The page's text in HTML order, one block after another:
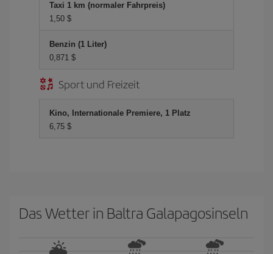
Taxi 1 km (normaler Fahrpreis)
1,50 $
Benzin (1 Liter)
0,871 $
Sport und Freizeit
Kino, Internationale Premiere, 1 Platz
6,75 $
Das Wetter in Baltra Galapagosinseln